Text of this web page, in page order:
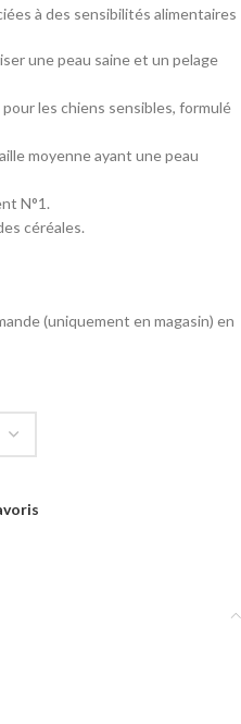
à des sensibilités alimentaires
une peau saine et un pelage
les chiens sensibles, formulé
moyenne ayant une peau
N°1.
céréales.
en 3kg
en magasin) en